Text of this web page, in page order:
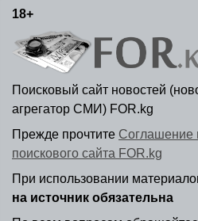
18+
Поисковый сайт новостей
агрегатор СМИ) FOR.kg
Прежде прочтите Соглашение
поискового сайта FOR.kg
При использовании
на источник обязательна